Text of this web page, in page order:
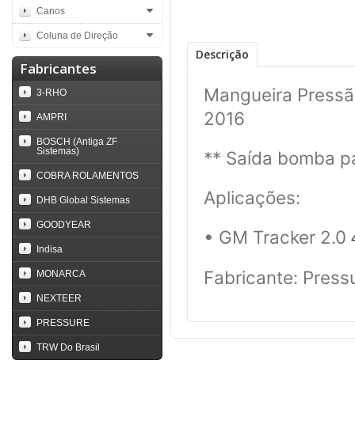
Canos
Coluna de Direção
Fabricantes
3-RHO
AMPRI
BOSCH (Antiga ZF
Sistemas)
COBRA ROLAMENTOS
DHB Global Sistemas
GOODYEAR
Indisa
MONARCA
NEXTEER
PRESSURE
TRW Do Brasil
Descrição
Mangueira
2016
** Saída bomba
Aplicações:
• GM Tracker 2.0
Fabricante: